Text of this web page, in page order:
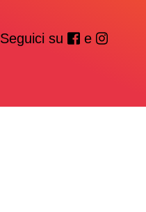
Seguici su e